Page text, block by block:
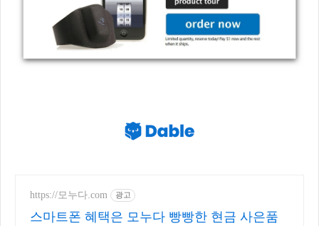
https://모누다.com 광고
스마트폰 혜택은 모누다 빵빵한 현금 사은품